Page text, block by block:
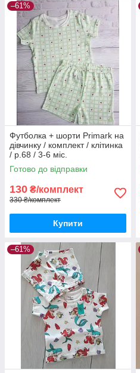
–61%
Футболка + шорти Primark на
дівчинку / комплект / клітинка
/ р.68 / 3-6 міс.
Готово до відправки
130 ₴/комплект
330 ₴/комплект
Купити
–61%